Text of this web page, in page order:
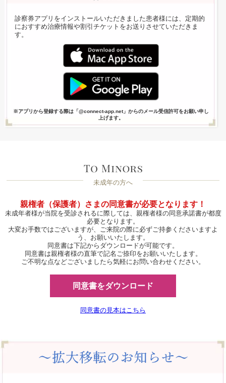
診察券アプリをインストールいただきました患者様には、定期的
におすすめ治療情報や割引チケットをお送りさせていただきま
す。
※アプリから登録する際は「@connect-app.net」からのメール受信許可をお願い申し
上げます。
未成年の方へ
親権者（保護者）さまの同意書が必要となります！
未成年者様が当院を受診されるに際しては、親権者様の同意承諾書が都度
必要となります。
大変お手数ではございますが、ご来院の際に必ずご持参くださいますよ
う、お願いいたします。
同意書は下記からダウンロードが可能です。
同意書は親権者様の直筆で記名ご捺印をお願いいたします。
ご不明な点などございましたら気軽にお問い合わせください。
同意書をダウンロード
同意書の見本はこちら